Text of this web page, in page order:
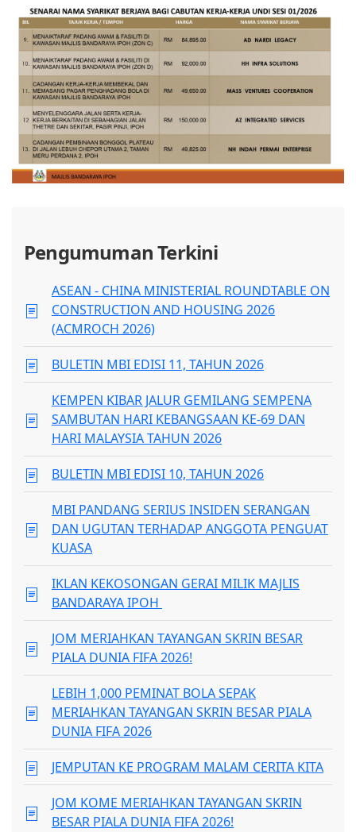
Pengumuman Terkini
ASEAN - CHINA MINISTERIAL ROUNDTABLE ON
CONSTRUCTION AND HOUSING 2026
(ACMROCH 2026)
BULETIN MBI EDISI 11, TAHUN 2026
KEMPEN KIBAR JALUR GEMILANG SEMPENA
SAMBUTAN HARI KEBANGSAAN KE-69 DAN
HARI MALAYSIA TAHUN 2026
BULETIN MBI EDISI 10, TAHUN 2026
MBI PANDANG SERIUS INSIDEN SERANGAN
DAN UGUTAN TERHADAP ANGGOTA PENGUAT
KUASA
IKLAN KEKOSONGAN GERAI MILIK MAJLIS
BANDARAYA IPOH
JOM MERIAHKAN TAYANGAN SKRIN BESAR
PIALA DUNIA FIFA 2026!
LEBIH 1,000 PEMINAT BOLA SEPAK
MERIAHKAN TAYANGAN SKRIN BESAR PIALA
DUNIA FIFA 2026
JEMPUTAN KE PROGRAM MALAM CERITA KITA
JOM KOME MERIAHKAN TAYANGAN SKRIN
BESAR PIALA DUNIA FIFA 2026!